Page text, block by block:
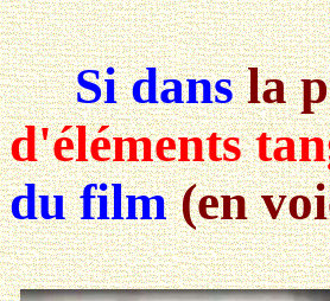
Si dansla
d'éléments
du film(en